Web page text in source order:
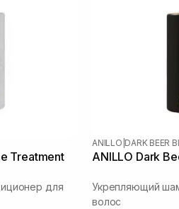
Treatment
для
ANILLO DARK BEER
ANILLO Dark
Укрепляющий
волос